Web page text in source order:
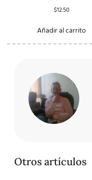
$12.50
Añadir al carrito
Otros artículos